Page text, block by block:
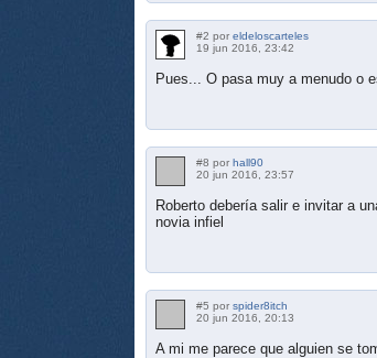
#2 por eldeloscarteles
19 jun 2016, 23:42
Pues... O pasa muy a menudo o
#8 por hall90
20 jun 2016, 23:57
Roberto debería salir e invitar a
novia infiel
#5 por spider8itch
20 jun 2016, 20:13
A mi me parece que alguien se